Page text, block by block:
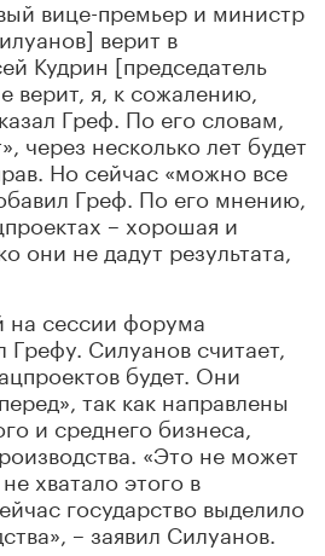
вице-премьер и министр
верит в
Кудрин [председатель
верит, я, к сожалению,
Греф. По его словам,
через несколько лет будет
Но сейчас «можно все
Греф. По его мнению,
– хорошая и
они не дадут результата,
на сессии форума
Грефу. Силуанов считает,
будет. Они
так как направлены
и среднего бизнеса,
«Это не может
хватало этого в
государство выделило
– заявил Силуанов.